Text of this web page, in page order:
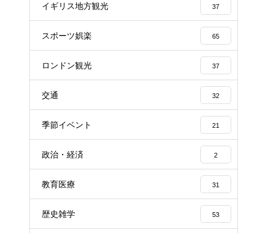
イギリス地方観光 37
スポーツ娯楽 65
ロンドン観光 37
交通 32
季節イベント 21
政治・経済 2
教育医療 31
歴史雑学 53